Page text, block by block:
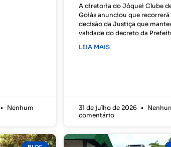
Nenhum
A diretoria do Jóquei Clube
Goiás anunciou que recorrerá
decisão da Justiça que
validade do decreto da
LEIA MAIS
31 de julho de 2026
comentário